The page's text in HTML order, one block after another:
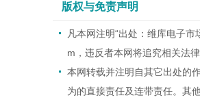
版权与免责声明
凡本网注明“出处：维库电子
m，违反者本网将追究相关法律
本网转载并注明自其它出处的
为的直接责任及连带责任。其